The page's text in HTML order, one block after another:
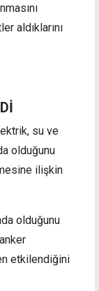
aldıklarını
su ve
olduğunu
ilişkin
olduğunu
etkilendiğini